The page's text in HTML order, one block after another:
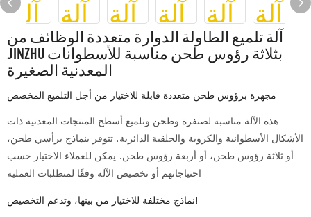
آلة تلميع الطاولة الدوارة متعددة الوظائف من
JINZHU بثلاثة رؤوس طحن مناسبة للأسطوانات
المعدنية الصغيرة
مجهزة برؤوس طحن متعددة قابلة للاختيار من أجل التلميع المخصص
هذه الآلة مناسبة لصنفرة وطحن وتلميع أسطح المنتجات المعدنية ذات
الأشكال الأسطوانية والكروية والحلقية الدائرية. تتوفر بنماذج برأسي طحن،
أو ثلاثة رؤوس طحن، أو أربعة رؤوس طحن. يمكن للعملاء الاختيار حسب
احتياجاتهم أو تخصيص الآلة وفقًا لمتطلبات العملية.
نماذج مختلفة للاختيار من بينها، وتدعم التخصيص!